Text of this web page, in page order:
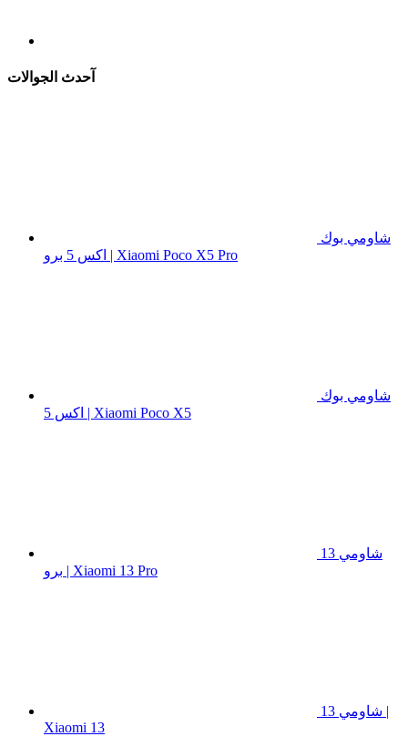
آحدث الجوالات
شاومي بوك
اكس 5 برو | Xiaomi Poco X5 Pro
شاومي بوك
اكس 5 | Xiaomi Poco X5
شاومي 13
برو | Xiaomi 13 Pro
شاومي 13 |
Xiaomi 13